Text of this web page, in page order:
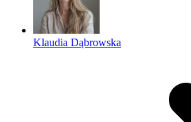
Klaudia Dąbrowska